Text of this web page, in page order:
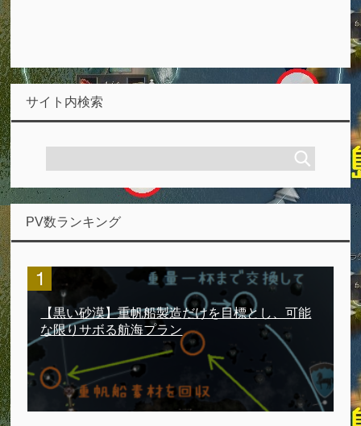
サイト内検索
PV数ランキング
【黒い砂漠】重帆船製造だけを目標とし、可能
な限りサボる航海プラン